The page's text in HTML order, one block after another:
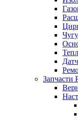
Запчасти